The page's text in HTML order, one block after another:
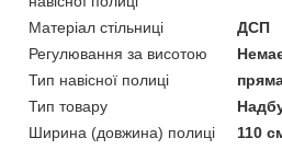
Матеріал стільниці
ДСП
Регулювання за висотою
Тип навісної полиці
Тип товару
Ширина (довжина) полиці
110